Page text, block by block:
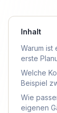
Inhalt
Warum ist
erste
Welche
Beispiel
Wie
eigenen